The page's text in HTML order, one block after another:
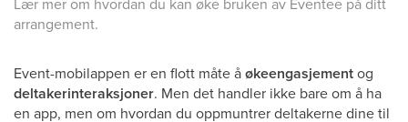
arrangement.
Event-mobilappen er en flott måte åøkeengasjementog
deltakerinteraksjoner. Men det handler ikke bare om å ha
en app, men om hvordan du oppmuntrer deltakerne dine til